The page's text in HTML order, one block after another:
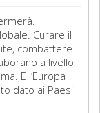
Curare il
combattere
a livello
E l’Europa
dato ai Paesi